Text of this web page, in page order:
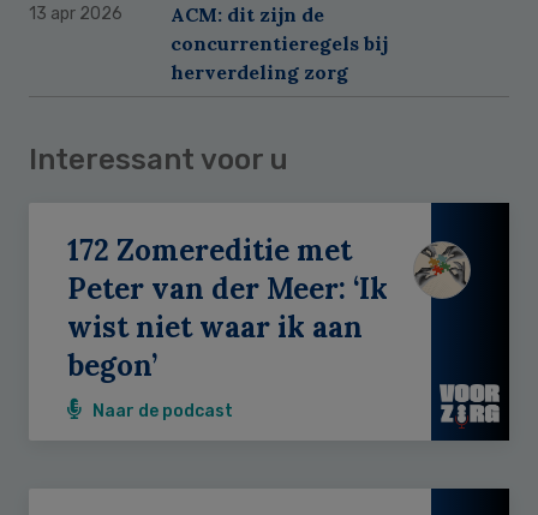
13 apr 2026
ACM: dit zijn de
concurrentieregels bij
herverdeling zorg
Interessant voor u
172 Zomereditie met
Peter van der Meer: ‘Ik
wist niet waar ik aan
begon’
Naar de podcast